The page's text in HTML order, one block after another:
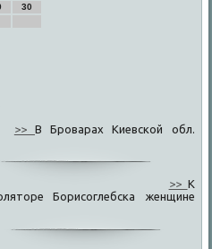
30
>> В Броварах Киевской обл.
>> К
Борисоглебска женщине